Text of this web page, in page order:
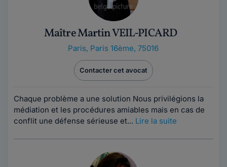
Maître Martin VEIL-PICARD
Paris, Paris 16ème, 75016
Contacter cet avocat
Chaque problème a une solution Nous privilégions la
médiation et les procédures amiables mais en cas de
conflit une défense sérieuse et... Lire la suite